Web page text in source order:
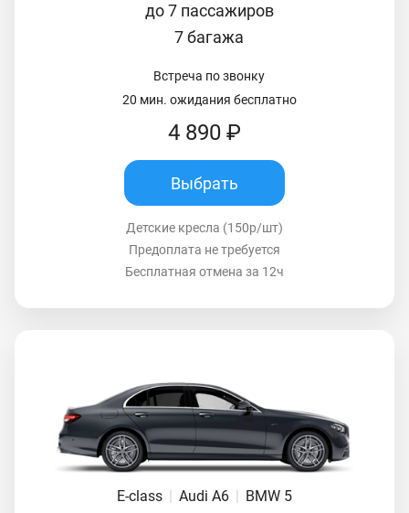
до 7 пассажиров
7 багажа
Встреча по звонку
20 мин. ожидания бесплатно
4 890 ₽
Выбрать
Детские кресла (150р/шт)
Предоплата не требуется
Бесплатная отмена за 12ч
E-class | Audi A6 | BMW 5